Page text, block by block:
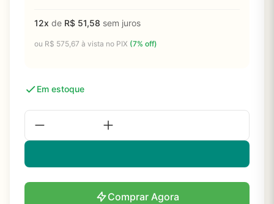
12x de R$ 51,58 sem juros
ou R$ 575,67 à vista no PIX (7% off)
Em estoque
Comprar Agora